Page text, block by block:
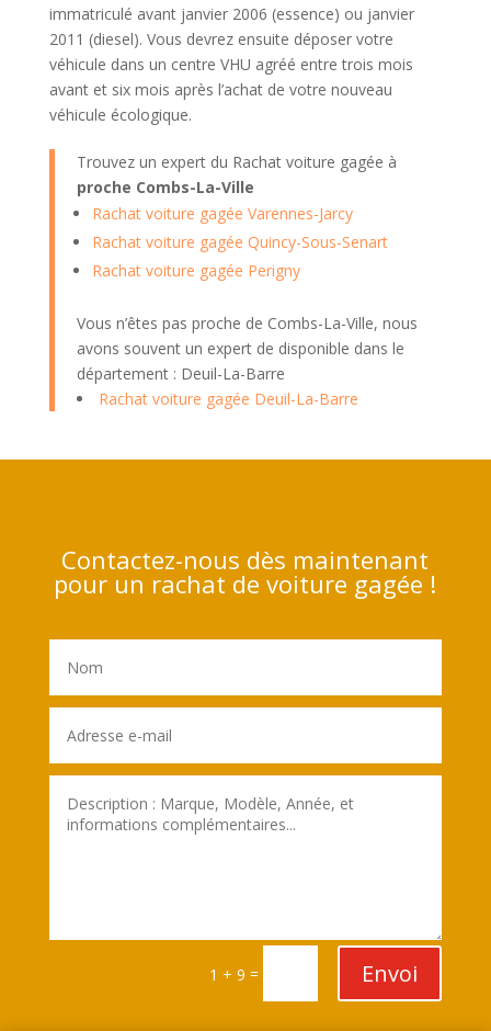
immatriculé avant janvier 2006 (essence) ou janvier
2011 (diesel). Vous devrez ensuite déposer votre
véhicule dans un centre VHU agréé entre trois mois
avant et six mois après l’achat de votre nouveau
véhicule écologique.
Trouvez un expert du Rachat voiture gagée à
proche Combs-La-Ville
Rachat voiture gagée Varennes-Jarcy
Rachat voiture gagée Quincy-Sous-Senart
Rachat voiture gagée Perigny
Vous n’êtes pas proche de Combs-La-Ville, nous
avons souvent un expert de disponible dans le
département : Deuil-La-Barre
Rachat voiture gagée Deuil-La-Barre
Contactez-nous dès maintenant
pour un rachat de voiture gagée !
1 + 9 = Envoi